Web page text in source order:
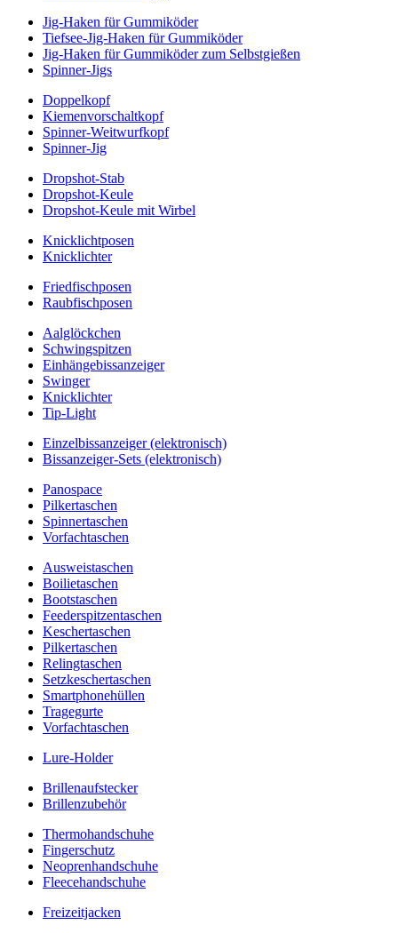
Jig-Haken für Gummiköder
Tiefsee-Jig-Haken für Gummiköder
Jig-Haken für Gummiköder zum Selbstgießen
Spinner-Jigs
Doppelkopf
Kiemenvorschaltkopf
Spinner-Weitwurfkopf
Spinner-Jig
Dropshot-Stab
Dropshot-Keule
Dropshot-Keule mit Wirbel
Knicklichtposen
Knicklichter
Friedfischposen
Raubfischposen
Aalglöckchen
Schwingspitzen
Einhängebissanzeiger
Swinger
Knicklichter
Tip-Light
Einzelbissanzeiger (elektronisch)
Bissanzeiger-Sets (elektronisch)
Panospace
Pilkertaschen
Spinnertaschen
Vorfachtaschen
Ausweistaschen
Boilietaschen
Bootstaschen
Feederspitzentaschen
Keschertaschen
Pilkertaschen
Relingtaschen
Setzkeschertaschen
Smartphonehüllen
Tragegurte
Vorfachtaschen
Lure-Holder
Brillenaufstecker
Brillenzubehör
Thermohandschuhe
Fingerschutz
Neoprenhandschuhe
Fleecehandschuhe
Freizeitjacken